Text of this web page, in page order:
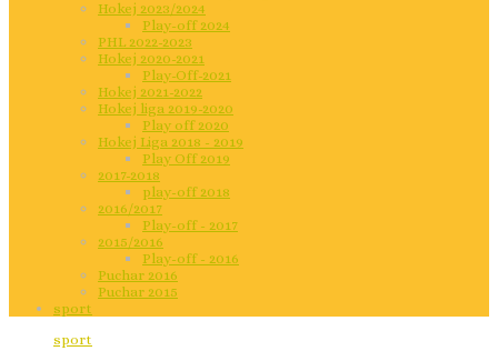
Hokej 2023/2024
Play-off 2024
PHL 2022-2023
Hokej 2020-2021
Play-Off-2021
Hokej 2021-2022
Hokej liga 2019-2020
Play off 2020
Hokej Liga 2018 - 2019
Play Off 2019
2017-2018
play-off 2018
2016/2017
Play-off - 2017
2015/2016
Play-off - 2016
Puchar 2016
Puchar 2015
sport
sport